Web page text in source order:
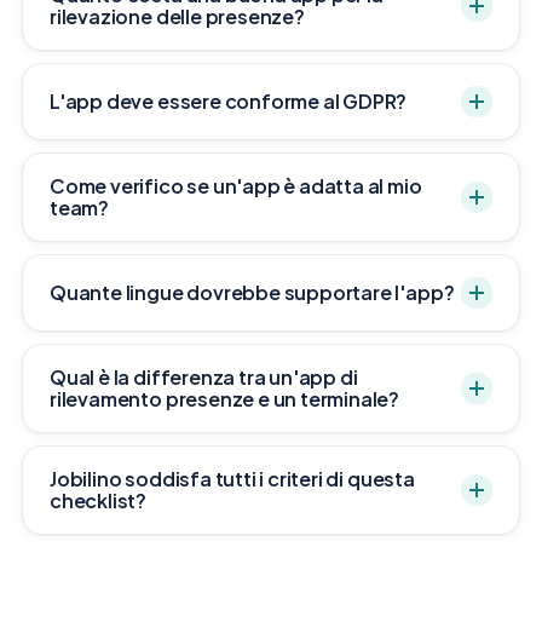
rilevazione delle presenze?
L'app deve essere conforme al GDPR?
Come verifico se un'app è adatta al mio
team?
Quante lingue dovrebbe supportare l'app?
Qual è la differenza tra un'app di
rilevamento presenze e un terminale?
Jobilino soddisfa tutti i criteri di questa
checklist?